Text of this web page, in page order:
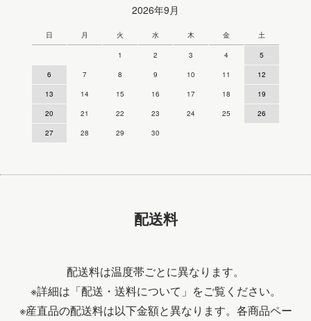
2026年9月
日 月 火 水 木 金 土
1 2 3 4
5
6
7 8 9 10 11
12
13
14 15 16 17 18
19
20
21 22 23 24 25
26
27
28 29 30
配送料
配送料は温度帯ごとに異なります。
※詳細は 「配送・送料について」 をご覧ください。
※産直品の配送料は以下金額と異なります。各商品ペー